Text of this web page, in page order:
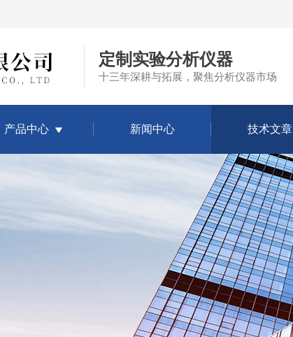
定制实验分析仪器
十三年深耕与拓展，聚焦分析仪器市场
产品中心 新闻中心 技术文章